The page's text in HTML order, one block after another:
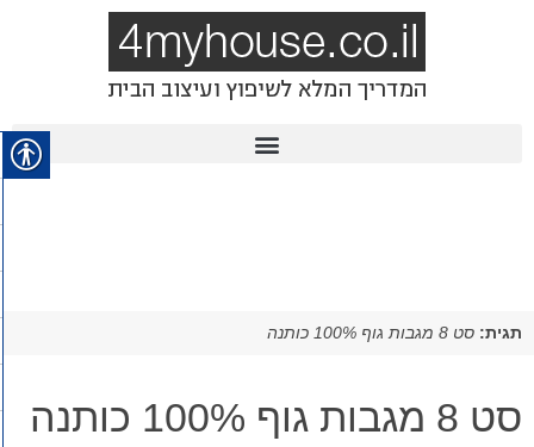
תגית: סט 8 מגבות גוף 100% כותנה
סט 8 מגבות גוף 100% כותנה